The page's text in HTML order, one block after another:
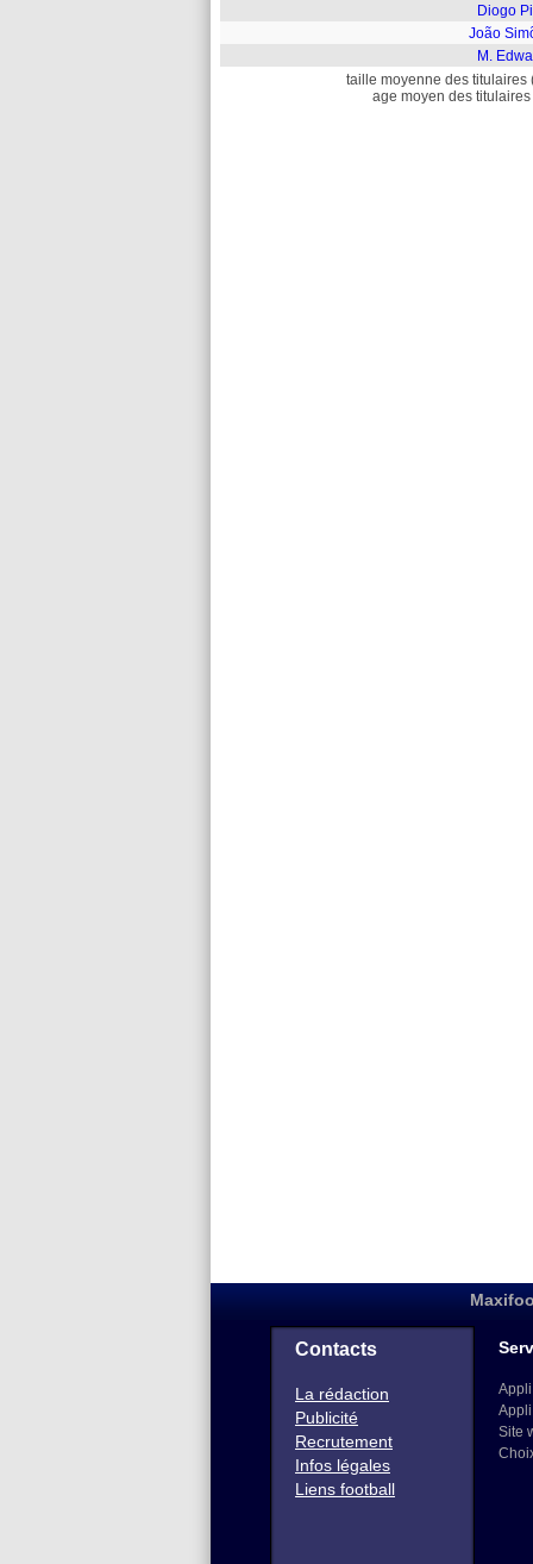
Diogo
João
M.
taille moyenne des titulaires
age moyen des titulaires
Contacts
La rédaction
Publicité
Recrutement
Infos légales
Liens football
Site